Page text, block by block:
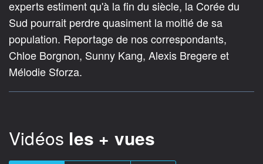
experts estiment qu'à la fin du siècle, la Corée du
Sud pourrait perdre quasiment la moitié de sa
population. Reportage de nos correspondants,
Chloe Borgnon, Sunny Kang, Alexis Bregere et
Mélodie Sforza.
Vidéos les + vues